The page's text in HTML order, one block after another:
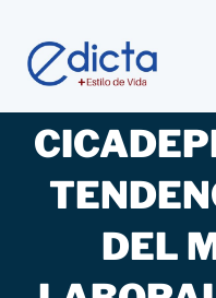
contenido
DEL